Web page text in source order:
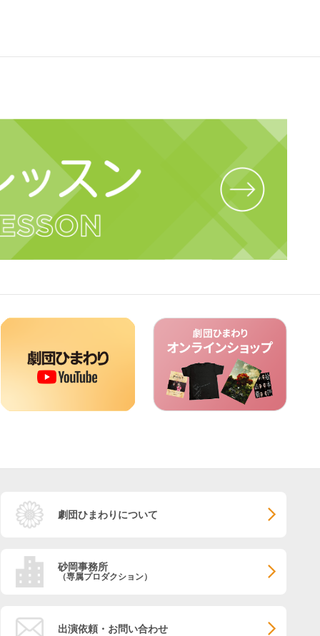
劇団ひまわりについて
砂岡事務所
（専属プロダクション）
出演依頼・お問い合わせ